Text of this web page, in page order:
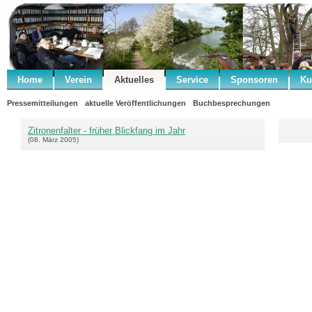
Home Verein Aktuelles Service Sponsoren
Pressemitteilungen aktuelle Veröffentlichungen Buchbesprechungen
Zitronenfalter - früher Blickfang im Jahr
(08. März 2005)